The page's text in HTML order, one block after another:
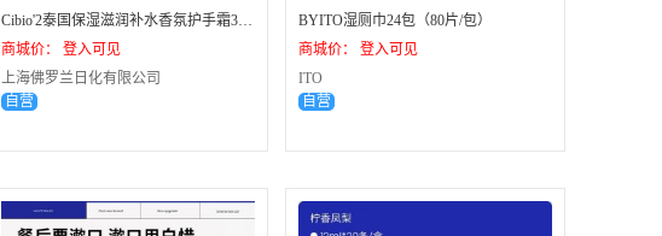
Cibio'2泰国保湿滋润补水香氛护手霜3支装礼盒伴手礼-曼谷周末 32盒
商城价： 登入可见
上海佛罗兰日化有限公司
自营
BYITO湿厕巾24包（80片/包）
商城价： 登入可见
ITO
自营